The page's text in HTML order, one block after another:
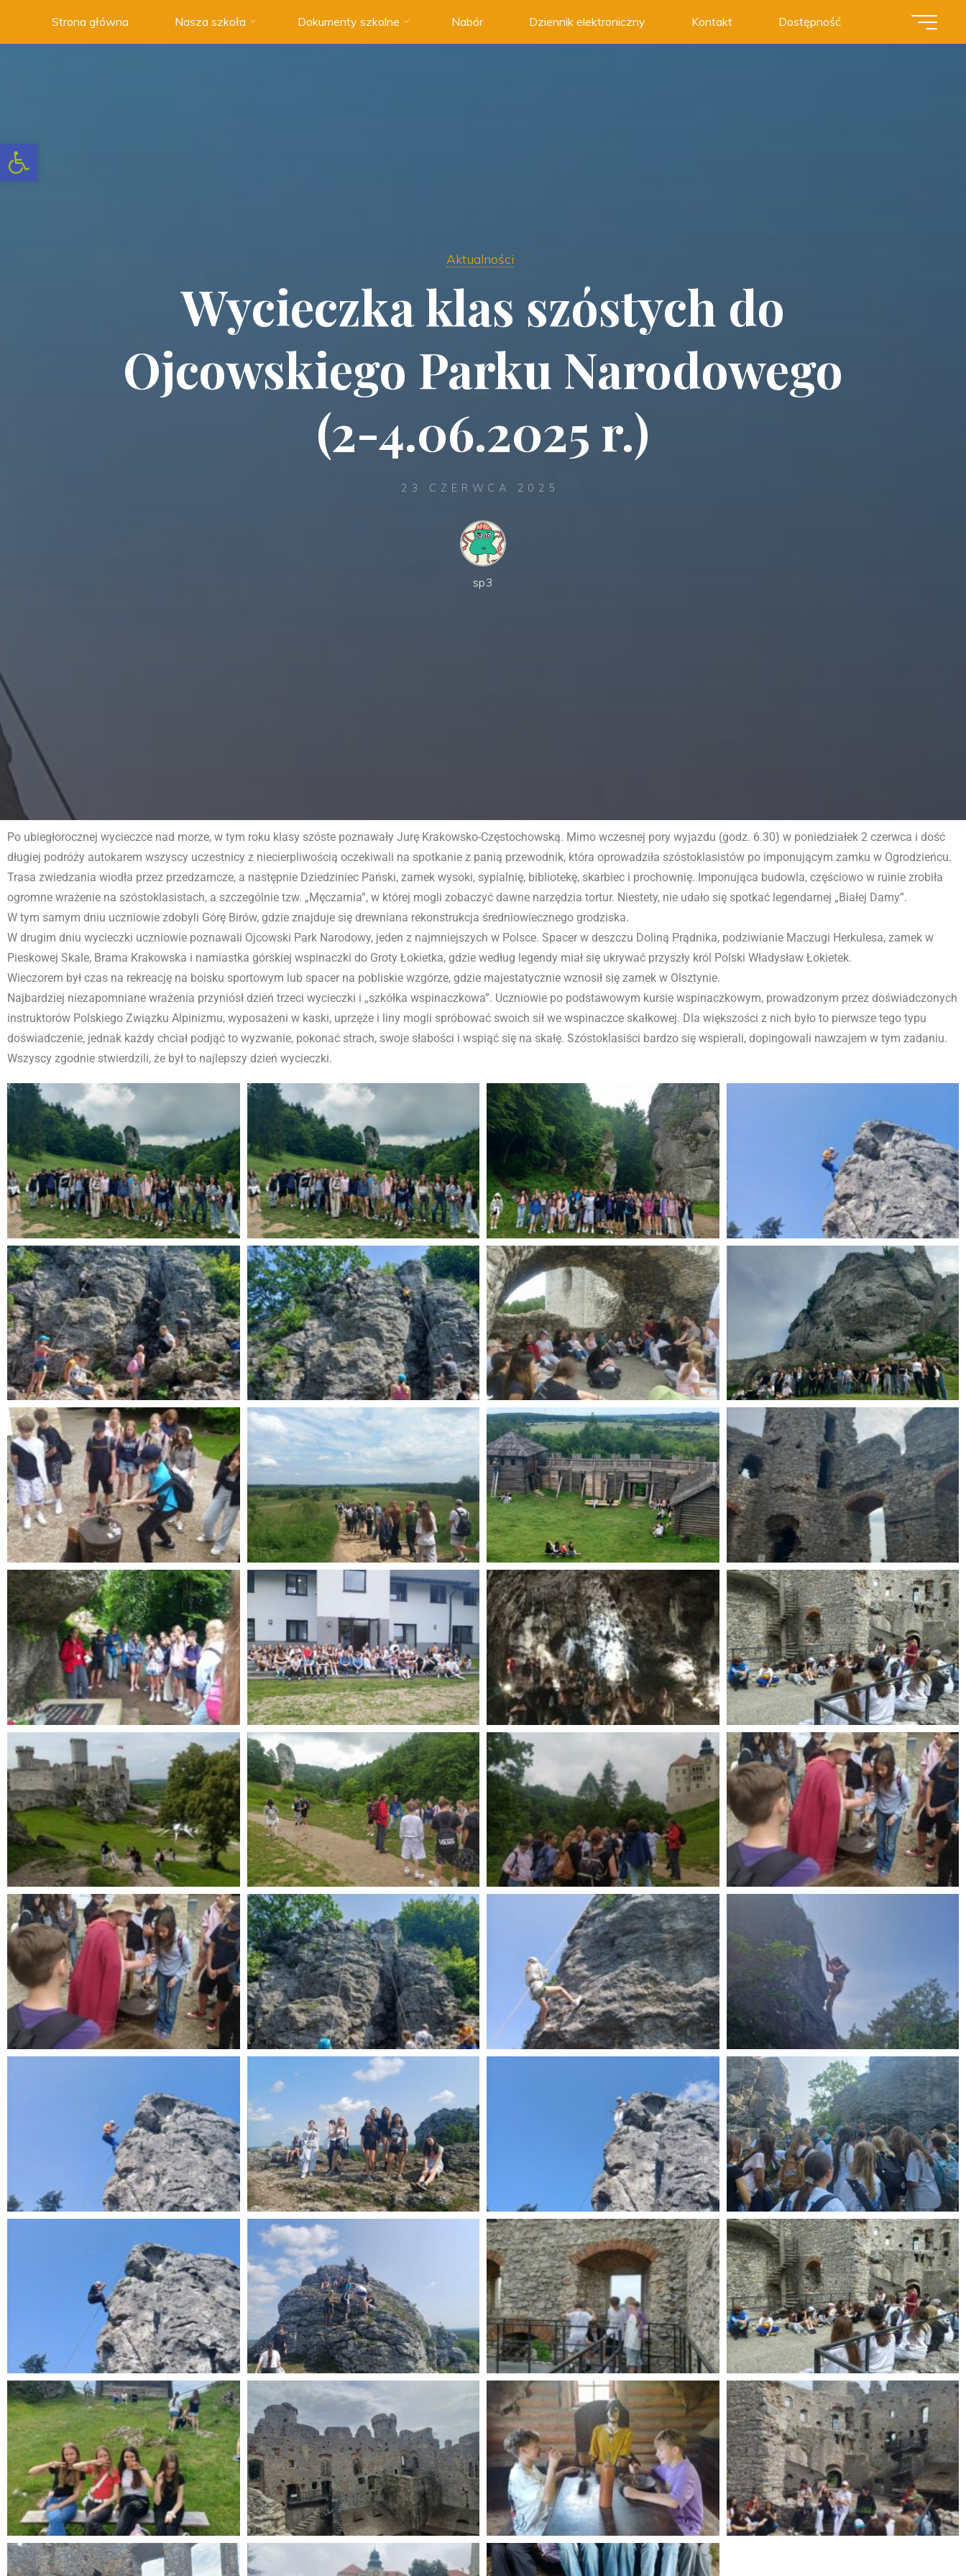
Otwórz pasek narzędzi
Z
Strona główna Nasza szkoła Dokumenty szkolne Nabór Dziennik elektroniczny Kontakt Dostępność
Aktualności
Wycieczka klas szóstych do
Ojcowskiego Parku Narodowego
(2-4.06.2025 r.)
23 CZERWCA 2025
sp3
Po ubiegłorocznej wycieczce nad morze, w tym roku klasy szóste poznawały Jurę Krakowsko-Częstochowską. Mimo wczesnej pory wyjazdu (godz. 6.30) w poniedziałek 2 czerwca i dość
długiej podróży autokarem wszyscy uczestnicy z niecierpliwością oczekiwali na spotkanie z panią przewodnik, która oprowadziła szóstoklasistów po imponującym zamku w Ogrodzieńcu.
Trasa zwiedzania wiodła przez przedzamcze, a następnie Dziedziniec Pański, zamek wysoki, sypialnię, bibliotekę, skarbiec i prochownię. Imponująca budowla, częściowo w ruinie zrobiła
ogromne wrażenie na szóstoklasistach, a szczególnie tzw. „Męczarnia”, w której mogli zobaczyć dawne narzędzia tortur. Niestety, nie udało się spotkać legendarnej „Białej Damy”.
W tym samym dniu uczniowie zdobyli Górę Birów, gdzie znajduje się drewniana rekonstrukcja średniowiecznego grodziska.
W drugim dniu wycieczki uczniowie poznawali Ojcowski Park Narodowy, jeden z najmniejszych w Polsce. Spacer w deszczu Doliną Prądnika, podziwianie Maczugi Herkulesa, zamek w
Pieskowej Skale, Brama Krakowska i namiastka górskiej wspinaczki do Groty Łokietka, gdzie według legendy miał się ukrywać przyszły król Polski Władysław Łokietek.
Wieczorem był czas na rekreację na boisku sportowym lub spacer na pobliskie wzgórze, gdzie majestatycznie wznosił się zamek w Olsztynie.
Najbardziej niezapomniane wrażenia przyniósł dzień trzeci wycieczki i „szkółka wspinaczkowa”. Uczniowie po podstawowym kursie wspinaczkowym, prowadzonym przez doświadczonych
instruktorów Polskiego Związku Alpinizmu, wyposażeni w kaski, uprzęże i liny mogli spróbować swoich sił we wspinaczce skałkowej. Dla większości z nich było to pierwsze tego typu
doświadczenie, jednak każdy chciał podjąć to wyzwanie, pokonać strach, swoje słabości i wspiąć się na skałę. Szóstoklasiści bardzo się wspierali, dopingowali nawzajem w tym zadaniu.
Wszyscy zgodnie stwierdzili, że był to najlepszy dzień wycieczki.